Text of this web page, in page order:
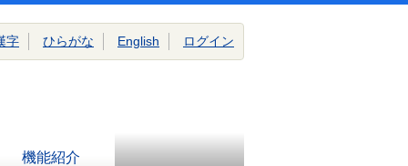
機能紹介
字 ひらがな English ログイン